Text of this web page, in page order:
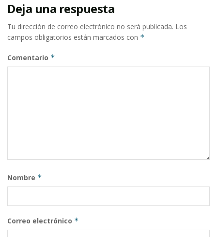
Deja una respuesta
Tu dirección de correo electrónico no será publicada. Los
campos obligatorios están marcados con *
Comentario *
Nombre *
Correo electrónico *